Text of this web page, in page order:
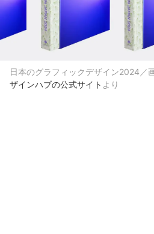
日本のグラフィックデザイン2024／
ザインハブの公式サイト より